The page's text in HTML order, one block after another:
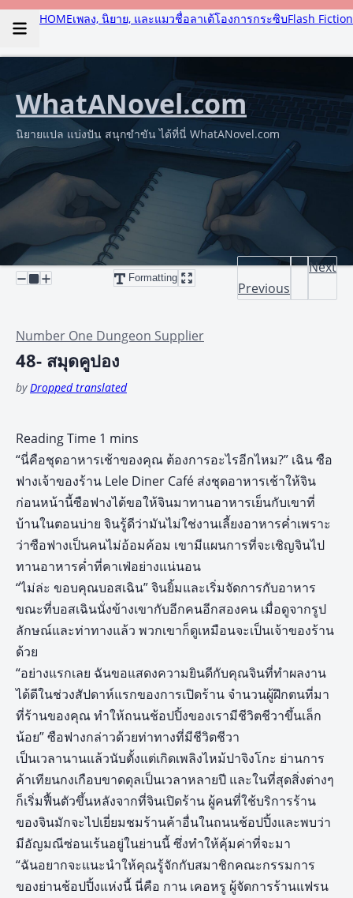
HOMEเพลง, นิยาย, และแมวชื่อลาเต้โองการกระซิบFlash Fiction
WhatANovel.com
นิยายแปล แบ่งปัน สนุกขำขัน ได้ที่นี่ WhatANovel.com
Formatting
Previous
Next
Number One Dungeon Supplier
48- สมุดคูปอง
byDropped translated
“นี่คือชุดอาหารเช้าของคุณ ต้องการอะไรอีกไหม?” เฉิน ซือ
ฟางเจ้าของร้าน Lele Diner Café ส่งชุดอาหารเช้าให้จิน
ก่อนหน้านี้ซือฟางได้ขอให้จินมาทานอาหารเย็นกับเขาที่
บ้านในตอนบ่าย จินรู้ดีว่ามันไม่ใช่งานเลี้ยงอาหารค่ำเพราะ
ว่าซือฟางเป็นคนไม่อ้อมค้อม เขามีแผนการที่จะเชิญจินไป
ทานอาหารค่ำที่คาเฟ่อย่างแน่นอน
“ไม่ล่ะ ขอบคุณบอสเฉิน” จินยิ้มและเริ่มจัดการกับอาหาร
ขณะที่บอสเฉินนั่งข้างเขากับอีกคนอีกสองคน เมื่อดูจากรูป
ลักษณ์และท่าทางแล้ว พวกเขาก็ดูเหมือนจะเป็นเจ้าของร้าน
ด้วย
“อย่างแรกเลย ฉันขอแสดงความยินดีกับคุณจินที่ทำผลงาน
ได้ดีในช่วงสัปดาห์แรกของการเปิดร้าน จำนวนผู้ฝึกตนที่มา
ที่ร้านของคุณ ทำให้ถนนช้อปปิ้งของเรามีชีวิตชีวาขึ้นเล็ก
น้อย” ซือฟางกล่าวด้วยท่าทางที่มีชีวิตชีวา
เป็นเวลานานแล้วนับตั้งแต่เกิดเพลิงไหม้ปาจิงโกะ ย่านการ
ค้าเทียนกงเกือบขาดดุลเป็นเวลาหลายปี และในที่สุดสิ่งต่างๆ
ก็เริ่มฟื้นตัวขึ้นหลังจากที่จินเปิดร้าน ผู้คนที่ใช้บริการร้าน
ของจินมักจะไปเยี่ยมชมร้านค้าอื่นในถนนช้อปปิ้งและพบว่า
มีอัญมณีซ่อนเร้นอยู่ในย่านนี้ ซึ่งทำให้คุ้มค่าที่จะมา
“ฉันอยากจะแนะนำให้คุณรู้จักกับสมาชิกคณะกรรมการ
ของย่านช้อปปิ้งแห่งนี้ นี่คือ กาน เคอหรู ผู้จัดการร้านแฟรน